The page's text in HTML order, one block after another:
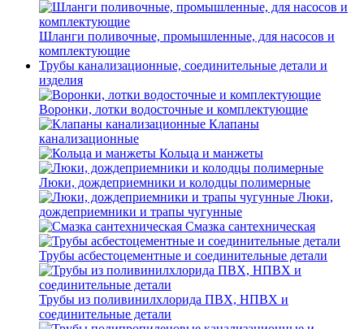
Шланги поливочные, промышленные, для насосов и
комплектующие
Трубы канализационные, соединительные детали и
изделия
Воронки, лотки водосточные и комплектующие
Клапаны
канализационные
Кольца и манжеты
Люки, дождеприемники и колодцы полимерные
Люки,
дождеприемники и трапы чугунные
Смазка сантехническая
Трубы асбестоцементные и соединительные детали
Трубы из поливинилхлорида ПВХ, НПВХ и
соединительные детали